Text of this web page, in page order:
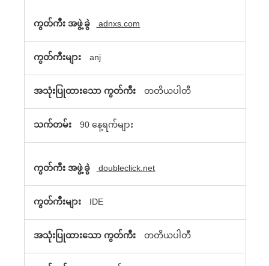
adnxs.com
anj
တတိယပါတီ
90 နေ့ရက်များ
doubleclick.net
IDE
တတိယပါတီ